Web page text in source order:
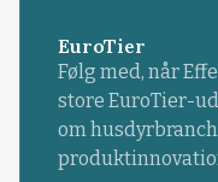
EuroTier
Følg med, når
store EuroTier-
om